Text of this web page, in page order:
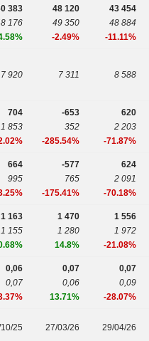
383
176
48 120
49 350
-2.49%
43 454
48 884
-11.11%
7 920 7 311 8 588
704
1 853
-653
352
-285.54%
620
2 203
-71.87%
664
995
-577
765
-175.41%
624
2 091
-70.18%
1 163
1 155
1 470
1 280
14.8%
1 556
1 972
-21.08%
0,06
0,07
0,07
0,06
13.71%
0,07
0,09
-28.07%
25 27/03/26 29/04/26